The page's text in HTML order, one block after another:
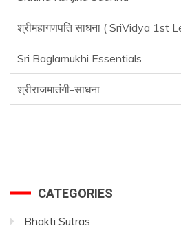
श्रीमहागणपति साधना ( SriVidya 1st
Sri Baglamukhi Essentials
श्रीराजमातंगी-साधना
Advance SriVidya Essential
CATEGORIES
Bhakti Sutras